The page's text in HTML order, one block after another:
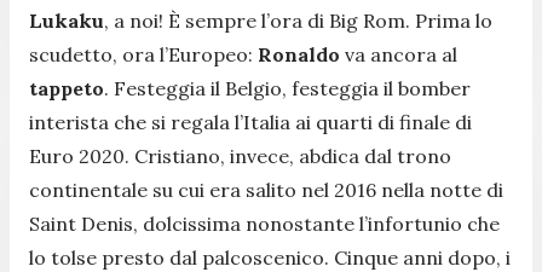
Lukaku, a noi! È sempre l’ora di Big Rom. Prima lo
scudetto, ora l’Europeo: Ronaldo va ancora al
tappeto. Festeggia il Belgio, festeggia il bomber
interista che si regala l’Italia ai quarti di finale di
Euro 2020. Cristiano, invece, abdica dal trono
continentale su cui era salito nel 2016 nella notte di
Saint Denis, dolcissima nonostante l’infortunio che
lo tolse presto dal palcoscenico. Cinque anni dopo, i